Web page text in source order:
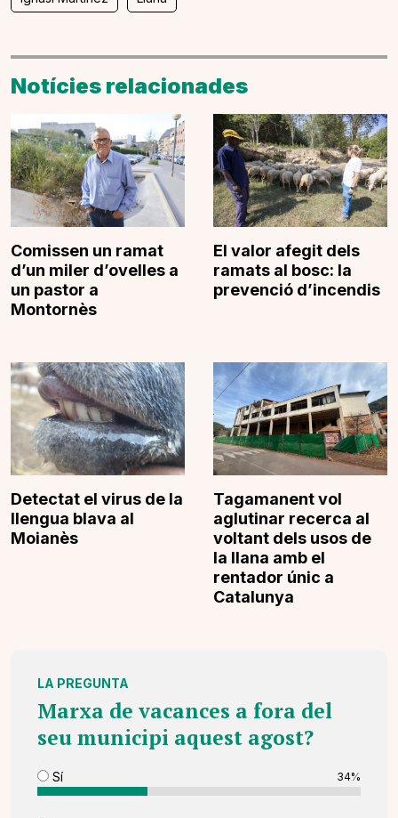
Notícies relacionades
Comissen un ramat
d’un miler d’ovelles a
un pastor a
Montornès
El valor afegit dels
ramats al bosc: la
prevenció d’incendis
Detectat el virus de la
llengua blava al
Moianès
Tagamanent vol
aglutinar recerca al
voltant dels usos de
la llana amb el
rentador únic a
Catalunya
LA PREGUNTA
Marxa de vacances a fora del
seu municipi aquest agost?
Sí 34%